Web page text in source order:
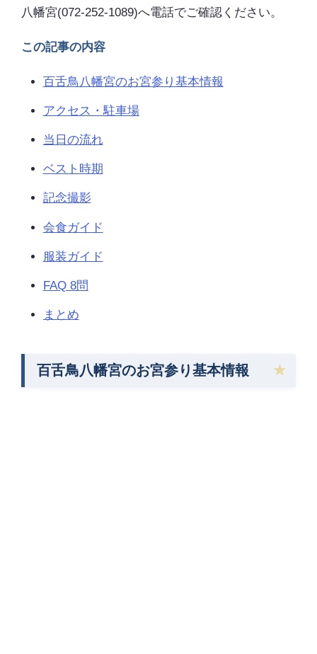
八幡宮(072-252-1089)へ電話でご確認ください。
この記事の内容
百舌鳥八幡宮のお宮参り基本情報
アクセス・駐車場
当日の流れ
ベスト時期
記念撮影
会食ガイド
服装ガイド
FAQ 8問
まとめ
百舌鳥八幡宮のお宮参り基本情報